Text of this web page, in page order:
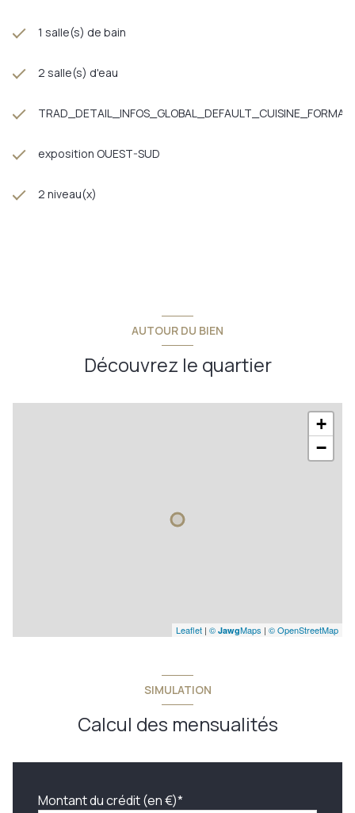
1 salle(s) de bain
2 salle(s) d'eau
exposition OUEST-SUD
2 niveau(x)
AUTOUR DU BIEN
Découvrez le quartier
+
−
Leaflet | © JawgMaps | © OpenStreetMap
SIMULATION
Calcul des mensualités
Montant du crédit (en €)*